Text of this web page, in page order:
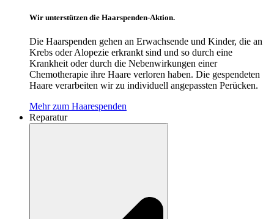
Wir unterstützen die Haarspenden-Aktion.
Die Haarspenden gehen an Erwachsende und Kinder, die an
Krebs oder Alopezie erkrankt sind und so durch eine
Krankheit oder durch die Nebenwirkungen einer
Chemotherapie ihre Haare verloren haben. Die gespendeten
Haare verarbeiten wir zu individuell angepassten Perücken.
Mehr zum Haarespenden
Reparatur